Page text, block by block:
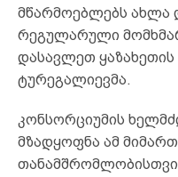
მწარმოებლებს ახლა
რეგულარული
დასავლეთ ყაზახეთის
ტურეგალიევმა.
კონსორციუმის
მზადყოფნა ამ